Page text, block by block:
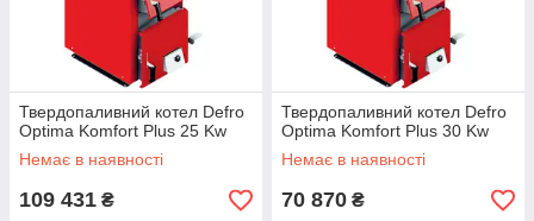
Твердопаливний котел Defro
Optima Komfort Plus 25 Kw
Немає в наявності
109 431 ₴
Твердопаливний котел Defro
Optima Komfort Plus 30 Kw
Немає в наявності
70 870 ₴